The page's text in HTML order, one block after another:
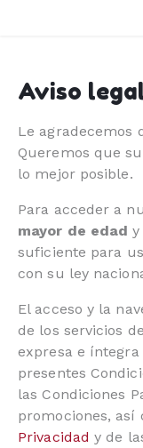
Aviso
Le agradecemos
Queremos que
lo mejor posible.
Para acceder a
mayor de edad y
suficiente para
con su ley
El acceso y la
de los servicios
expresa e
presentes
las Condiciones
promociones, así
Privacidad y de